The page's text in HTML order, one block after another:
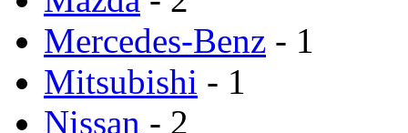
Mercedes-Benz - 1
Mitsubishi - 1
Nissan - 2